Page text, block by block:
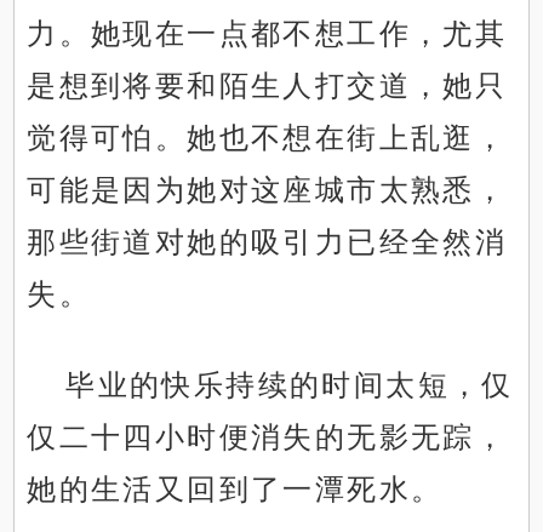
力。她现在一点都不想工作，尤其
是想到将要和陌生人打交道，她只
觉得可怕。她也不想在街上乱逛，
可能是因为她对这座城市太熟悉，
那些街道对她的吸引力已经全然消
失。
毕业的快乐持续的时间太短，仅
仅二十四小时便消失的无影无踪，
她的生活又回到了一潭死水。